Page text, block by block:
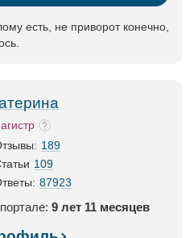
есть, не приворот конечно,
189
109
87923
9 лет 11 месяцев